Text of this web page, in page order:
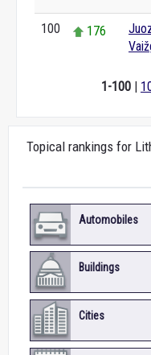
100 176
1-100 |
Topical rankings for
Automobiles
Buildings
Cities